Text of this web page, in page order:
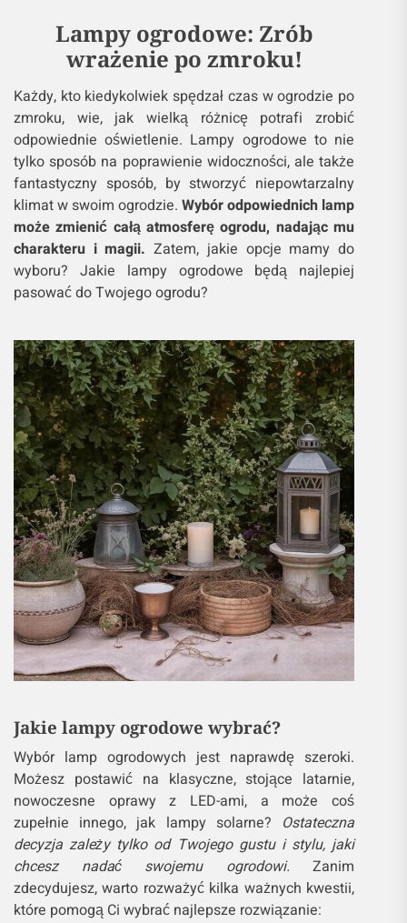
Lampy ogrodowe: Zrób
wrażenie po zmroku!
Każdy, kto kiedykolwiek spędzał czas w ogrodzie po
zmroku, wie, jak wielką różnicę potrafi zrobić
odpowiednie oświetlenie. Lampy ogrodowe to nie
tylko sposób na poprawienie widoczności, ale także
fantastyczny sposób, by stworzyć niepowtarzalny
klimat w swoim ogrodzie.Wybór odpowiednich lamp
może zmienić całą atmosferę ogrodu, nadając mu
charakteru i magii.Zatem, jakie opcje mamy do
wyboru? Jakie lampy ogrodowe będą najlepiej
pasować do Twojego ogrodu?
Jakie lampy ogrodowe wybrać?
Wybór lamp ogrodowych jest naprawdę szeroki.
Możesz postawić na klasyczne, stojące latarnie,
nowoczesne oprawy z LED-ami, a może coś
zupełnie innego, jak lampy solarne? Ostateczna
decyzja zależy tylko od Twojego gustu i stylu, jaki
chcesz nadać swojemu ogrodowi.Zanim
zdecydujesz, warto rozważyć kilka ważnych kwestii,
które pomogą Ci wybrać najlepsze rozwiązanie: